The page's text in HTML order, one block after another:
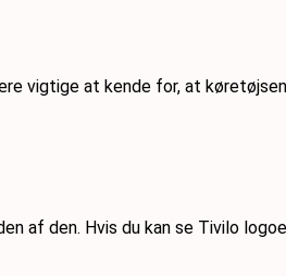
vigtige at kende for, at
af den. Hvis du kan se Tivilo